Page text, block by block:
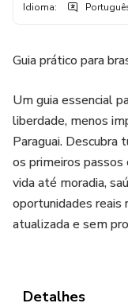
Idioma:
Guia prático para
Um guia essencial
liberdade, menos
Paraguai. Descubra
os primeiros
vida até moradia,
oportunidades reais
atualizada e sem
Detalhes